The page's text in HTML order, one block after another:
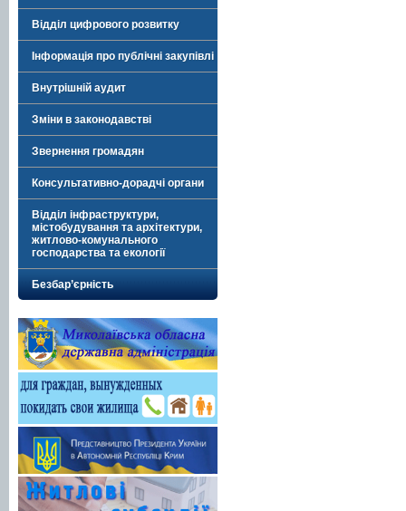
Відділ цифрового розвитку
Інформація про публічні закупівлі
Внутрішній аудит
Зміни в законодавстві
Звернення громадян
Консультативно-дорадчі органи
Відділ інфраструктури,
містобудування та архітектури,
житлово-комунального
господарства та екології
Безбар’єрність